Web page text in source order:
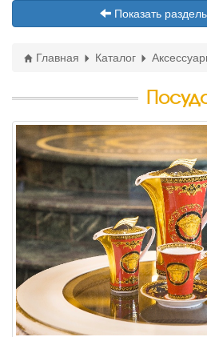
Показать
Главная Каталог